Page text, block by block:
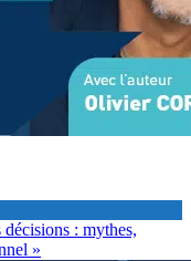
: mythes,
»